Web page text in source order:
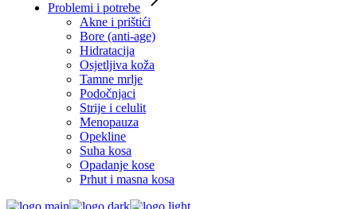
Problemi i potrebe
Akne i prištići
Bore (anti-age)
Hidratacija
Osjetljiva koža
Tamne mrlje
Podočnjaci
Strije i celulit
Menopauza
Opekline
Suha kosa
Opadanje kose
Prhut i masna kosa